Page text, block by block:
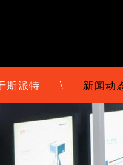
斯派特 \ 新闻动